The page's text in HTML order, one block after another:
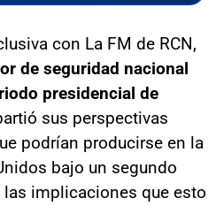
con La FM de RCN,
de seguridad nacional
presidencial de
sus perspectivas
podrían producirse en la
bajo un segundo
las implicaciones que esto